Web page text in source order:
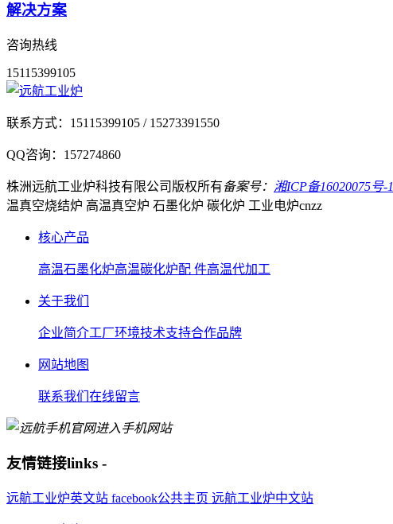
解决方案
咨询热线
15115399105
联系方式： 15115399105 / 15273391550
QQ咨询： 157274860
株洲远航工业炉科技有限公司 版权所有备案号： 湘ICP备16020075号-1
温真空烧结炉 高温真空炉 石墨化炉 碳化炉 工业电炉cnzz
核心产品
高温石墨化炉高温碳化炉配 件高温代加工
关于我们
企业简介工厂环境技术支持合作品牌
网站地图
联系我们 在线留言
进入手机网站
友情链接links -
远航工业炉英文站 facebook公共主页 远航工业炉中文站